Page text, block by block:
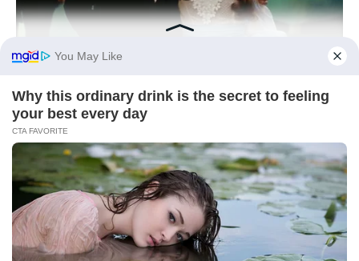
BRAINBERRIES
Closely At His Tie